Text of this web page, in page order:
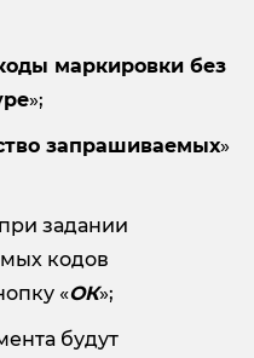
маркировки без
»;
запрашиваемых»
задании
кодов
«ОК»;
будут